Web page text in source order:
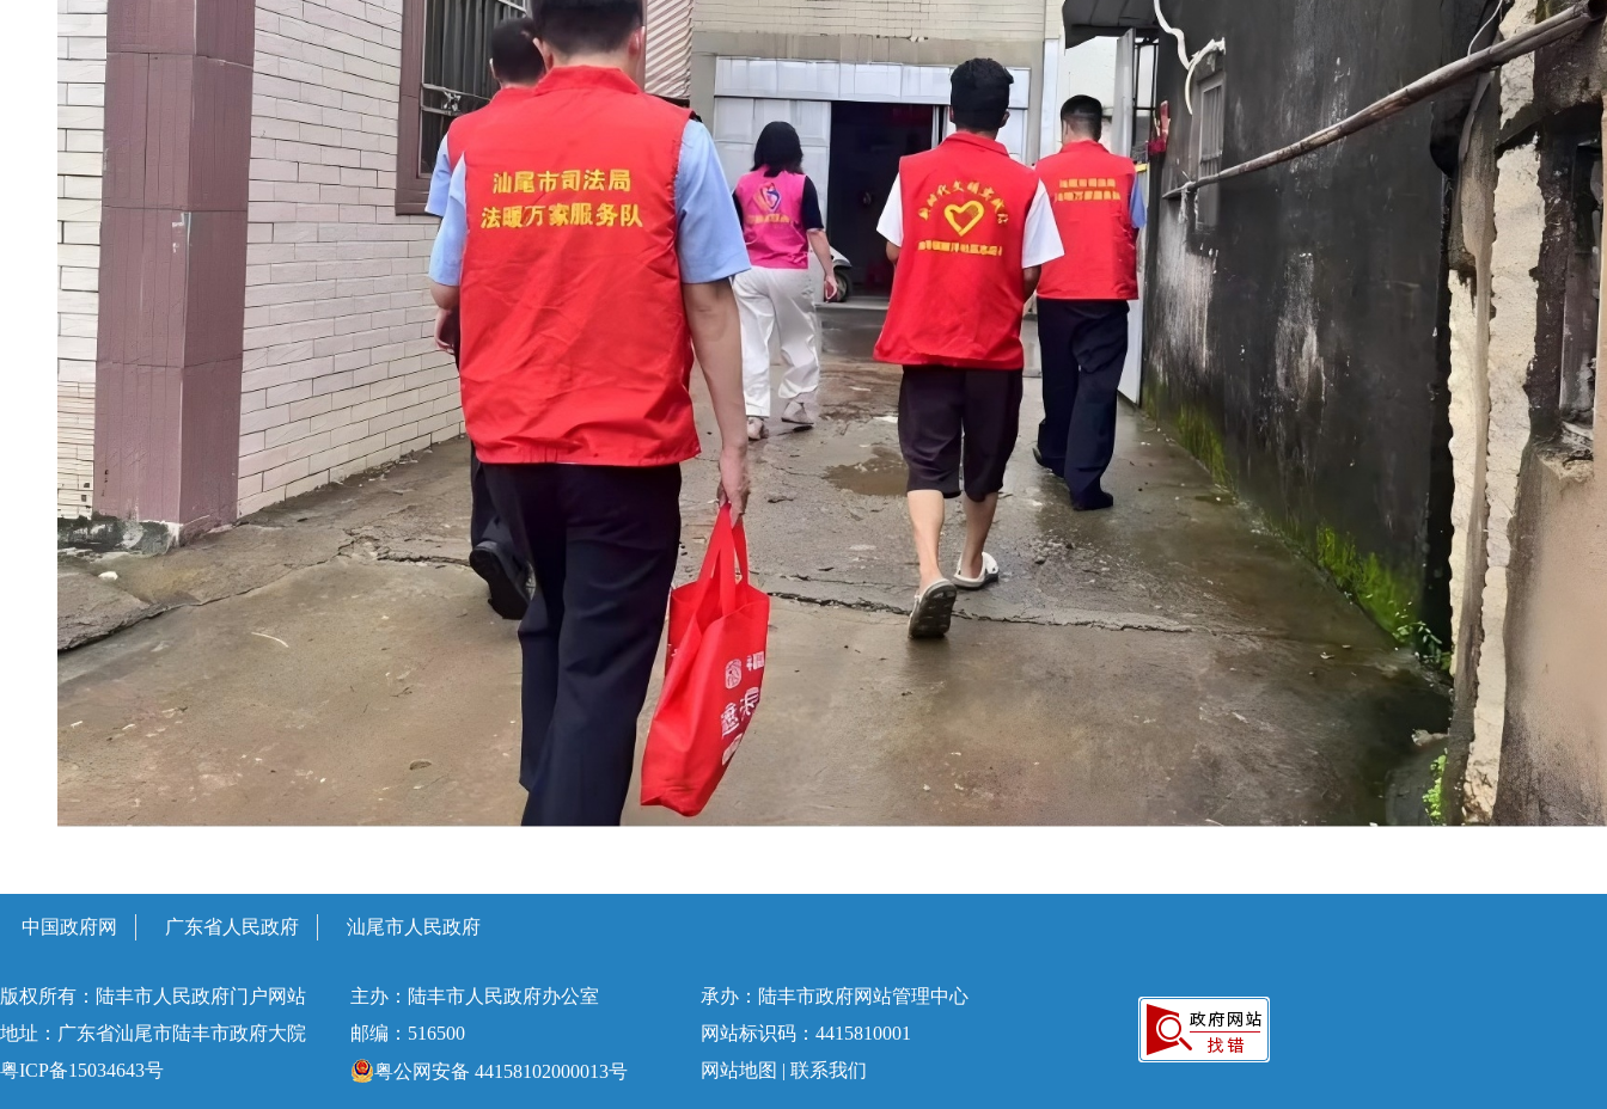
中国政府网 广东省人民政府 汕尾市人民政府
版权所有：陆丰市人民政府门户网站 主办：陆丰市人民政府办公室
承办：陆丰市政府网站管理中心
地址：广东省汕尾市陆丰市政府大院
邮编：516500
网站标识码：4415810001
粤ICP备15034643号
粤公网安备 44158102000013号 网站地图 |联系我们